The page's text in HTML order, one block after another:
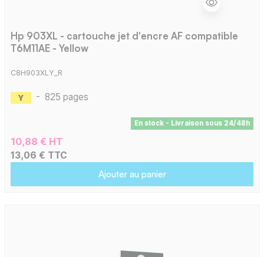
Hp 903XL - cartouche jet d'encre AF compatible
T6M11AE - Yellow
C8H903XLY_R
- 825 pages
En stock - Livraison sous 24/48h
10,88 € HT
13,06 € TTC
Ajouter au panier